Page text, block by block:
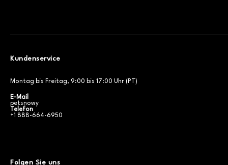
Kundenservice
Montag bis Freitag, 9:00 bis 17:00 Uhr (PT)
E-Mail
petsnowy
Telefon
+1 888-664-6950
Folgen Sie uns